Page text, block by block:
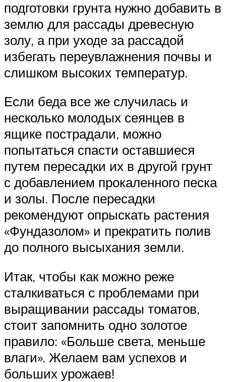
подготовки грунта нужно добавить в
землю для рассады древесную
золу, а при уходе за рассадой
избегать переувлажнения почвы и
слишком высоких температур.
Если беда все же случилась и
несколько молодых сеянцев в
ящике пострадали, можно
попытаться спасти оставшиеся
путем пересадки их в другой грунт
с добавлением прокаленного песка
и золы. После пересадки
рекомендуют опрыскать растения
«Фундазолом» и прекратить полив
до полного высыхания земли.
Итак, чтобы как можно реже
сталкиваться с проблемами при
выращивании рассады томатов,
стоит запомнить одно золотое
правило: «Больше света, меньше
влаги». Желаем вам успехов и
больших урожаев!